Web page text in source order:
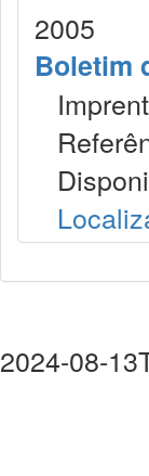
2005
Boletim
2024-08-